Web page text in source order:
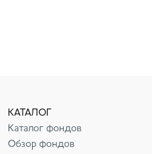
КАТАЛОГ
Каталог фондов
Обзор фондов